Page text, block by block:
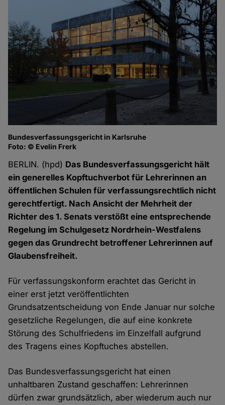
Bundesverfassungsgericht in Karlsruhe
Foto: © Evelin Frerk
BERLIN. (hpd) Das Bundesverfassungsgericht hält
ein generelles Kopftuchverbot für Lehrerinnen an
öffentlichen Schulen für verfassungsrechtlich nicht
gerechtfertigt. Nach Ansicht der Mehrheit der
Richter des 1. Senats verstößt eine entsprechende
Regelung im Schulgesetz Nordrhein-Westfalens
gegen das Grundrecht betroffener Lehrerinnen auf
Glaubensfreiheit.
Für verfassungskonform erachtet das Gericht in
einer erst jetzt veröffentlichten
Grundsatzentscheidung von Ende Januar nur solche
gesetzliche Regelungen, die auf eine konkrete
Störung des Schulfriedens im Einzelfall aufgrund
des Tragens eines Kopftuches abstellen.
Das Bundesverfassungsgericht hat einen
unhaltbaren Zustand geschaffen: Lehrerinnen
dürfen zwar grundsätzlich, aber wiederum auch nur